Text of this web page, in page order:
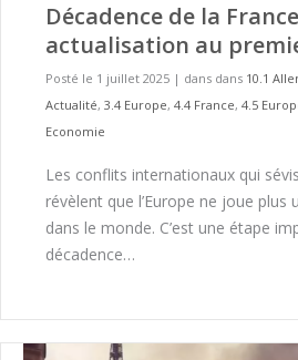
Décadence de la
actualisation au
Posté le 1 juillet 2025 | dans dans 10.1
Actualité, 3.4 Europe, 4.4 France, 4.5
Economie
Les conflits internationaux qui
révèlent que l’Europe ne joue plus
dans le monde. C’est une étape
décadence…